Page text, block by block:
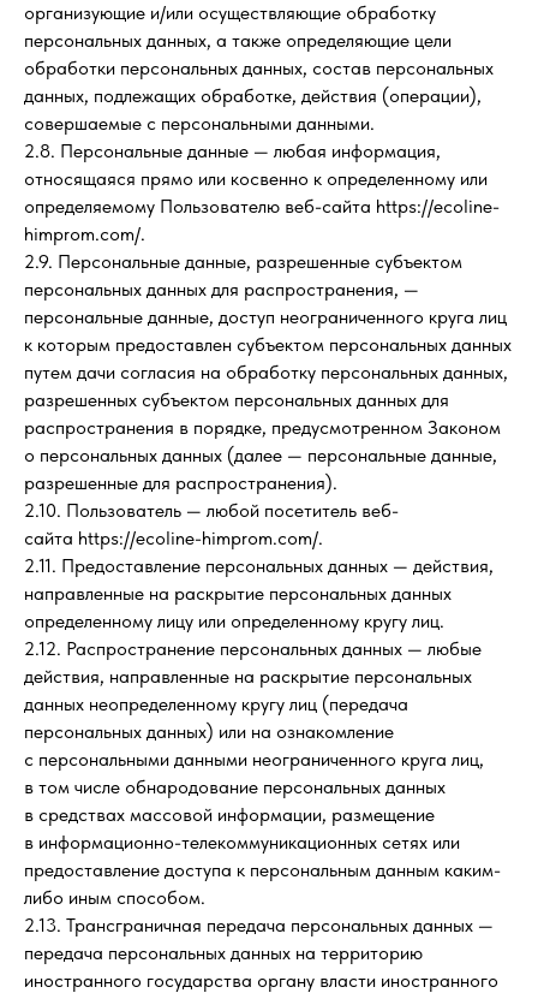
организующие и/или осуществляющие обработку
персональных данных, а также определяющие цели
обработки персональных данных, состав персональных
данных, подлежащих обработке, действия (операции),
совершаемые с персональными данными.
2.8. Персональные данные — любая информация,
относящаяся прямо или косвенно к определенному или
определяемому Пользователю веб-сайта https://ecoline-
himprom.com/.
2.9. Персональные данные, разрешенные субъектом
персональных данных для распространения, —
персональные данные, доступ неограниченного круга лиц
к которым предоставлен субъектом персональных данных
путем дачи согласия на обработку персональных данных,
разрешенных субъектом персональных данных для
распространения в порядке, предусмотренном Законом
о персональных данных (далее — персональные данные,
разрешенные для распространения).
2.10. Пользователь — любой посетитель веб-
сайта https://ecoline-himprom.com/.
2.11. Предоставление персональных данных — действия,
направленные на раскрытие персональных данных
определенному лицу или определенному кругу лиц.
2.12. Распространение персональных данных — любые
действия, направленные на раскрытие персональных
данных неопределенному кругу лиц (передача
персональных данных) или на ознакомление
с персональными данными неограниченного круга лиц,
в том числе обнародование персональных данных
в средствах массовой информации, размещение
в информационно-телекоммуникационных сетях или
предоставление доступа к персональным данным каким-
либо иным способом.
2.13. Трансграничная передача персональных данных —
передача персональных данных на территорию
иностранного государства органу власти иностранного